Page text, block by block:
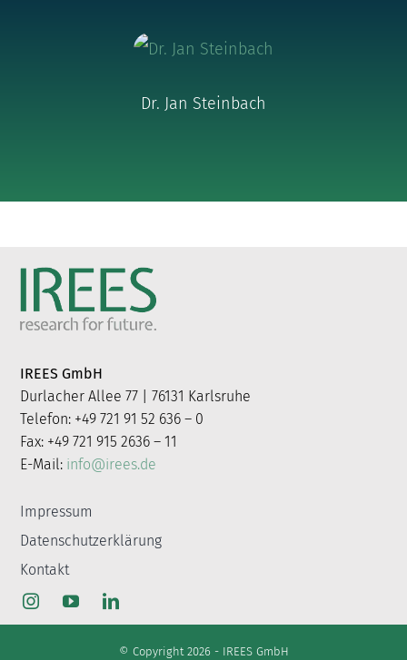
Dr. Jan Steinbach
IREES GmbH
Durlacher Allee 77 | 76131 Karlsruhe
Telefon: +49 721 91 52 636 – 0
Fax: +49 721 915 2636 – 11
E-Mail: info@irees.de
Impressum
Datenschutzerklärung
Kontakt
© Copyright 2026 - IREES GmbH